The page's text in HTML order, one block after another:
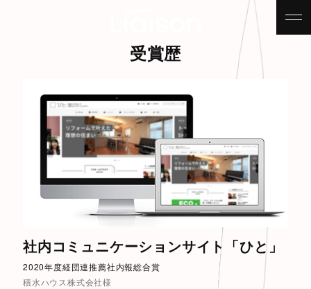
受賞歴
社内コミュニケーションサイト「ひと」
2020年度経団連推薦社内報総合賞
積水ハウス株式会社様